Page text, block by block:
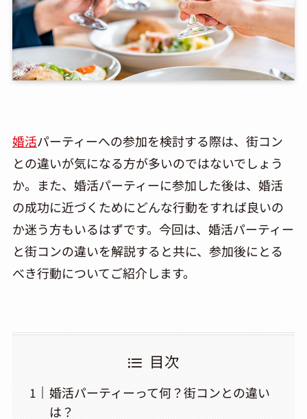
婚活パーティーへの参加を検討する際は、街コン
との違いが気になる方が多いのではないでしょう
か。また、婚活パーティーに参加した後は、婚活
の成功に近づくためにどんな行動をすれば良いの
か迷う方もいるはずです。今回は、婚活パーティー
と街コンの違いを解説すると共に、参加後にとる
べき行動についてご紹介します。
目次
婚活パーティーって何？街コンとの違い
は？